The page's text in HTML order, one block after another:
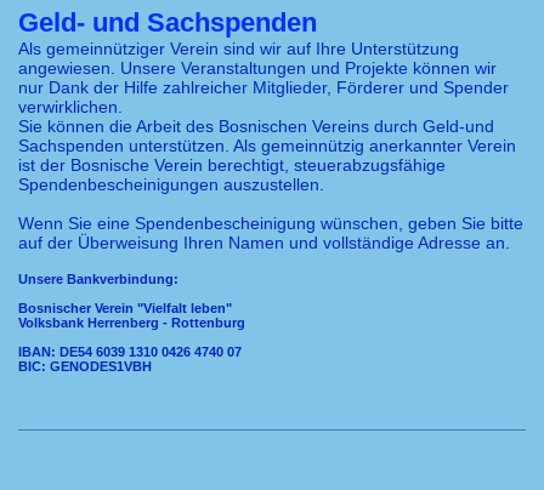
Geld- und Sachspenden
Als gemeinnütziger Verein sind wir auf Ihre Unterstützung
angewiesen. Unsere Veranstaltungen und Projekte können wir
nur Dank der Hilfe zahlreicher Mitglieder, Förderer und Spender
verwirklichen.
Sie können die Arbeit des Bosnischen Vereins durch Geld-und
Sachspenden unterstützen. Als gemeinnützig anerkannter Verein
ist der Bosnische Verein berechtigt, steuerabzugsfähige
Spendenbescheinigungen auszustellen.
Wenn Sie eine Spendenbescheinigung wünschen, geben Sie bitte
auf der Überweisung Ihren Namen und vollständige Adresse an.
Unsere Bankverbindung:
Bosnischer Verein "Vielfalt leben"
Volksbank Herrenberg - Rottenburg
IBAN: DE54 6039 1310 0426 4740 07
BIC: GENODES1VBH